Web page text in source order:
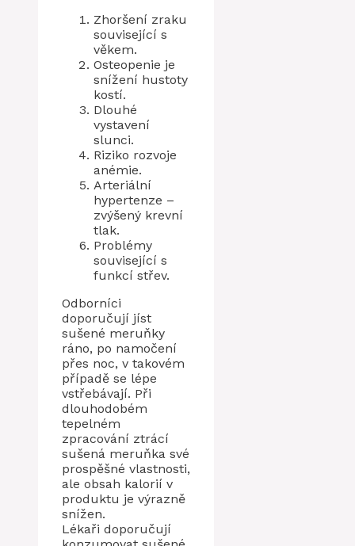
Zhoršení zraku
související s
věkem.
Osteopenie je
snížení hustoty
kostí.
Dlouhé
vystavení
slunci.
Riziko rozvoje
anémie.
Arteriální
hypertenze –
zvýšený krevní
tlak.
Problémy
související s
funkcí střev.
Odborníci
doporučují jíst
sušené meruňky
ráno, po namočení
přes noc, v takovém
případě se lépe
vstřebávají. Při
dlouhodobém
tepelném
zpracování ztrácí
sušená meruňka své
prospěšné vlastnosti,
ale obsah kalorií v
produktu je výrazně
snížen.
Lékaři doporučují